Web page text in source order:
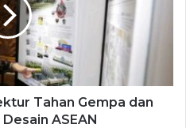
Tahan Gempa dan
ASEAN